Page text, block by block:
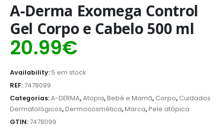
A-Derma Exomega Control
Gel Corpo e Cabelo 500 ml
20.99€
Availability:5 em stock
REF: 7478099
Categorias:A-DERMA,Atopia,Bebé e Mamã, Corpo, Cuidados
Dermatológicos,Dermocosmética,Marca,Pele atópica
GTIN: 7478099